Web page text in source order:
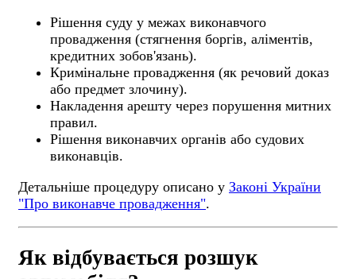
Рішення суду у межах виконавчого
провадження (стягнення боргів, аліментів,
кредитних зобов'язань).
Кримінальне провадження (як речовий доказ
або предмет злочину).
Накладення арешту через порушення митних
правил.
Рішення виконавчих органів або судових
виконавців.
Детальніше процедуру описано у Законі України
"Про виконавче провадження".
Як відбувається розшук